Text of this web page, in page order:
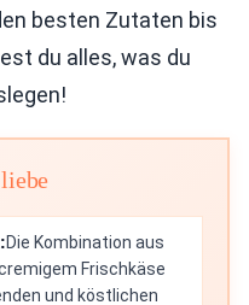
besten Zutaten bis
du alles, was du
Die Kombination aus
Frischkäse
und köstlichen